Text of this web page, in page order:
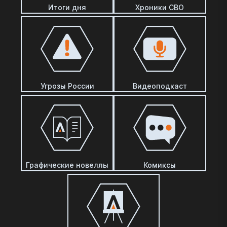
Итоги дня Хроники СВО
Угрозы России Видеоподкаст
Графические новеллы Комиксы